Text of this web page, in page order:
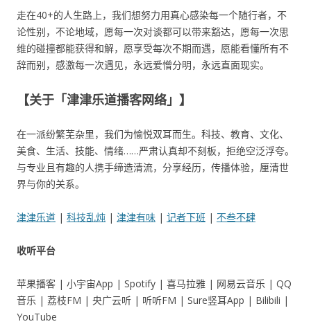
走在40+的人生路上，我们想努力用真心感染每一个随行者，不
论性别，不论地域，愿每一次对谈都可以带来豁达，愿每一次思
维的碰撞都能获得和解，愿享受每次不期而遇，愿能看懂所有不
辞而别，感激每一次遇见，永远爱憎分明，永远直面现实。
【关于「津津乐道播客网络」】
在一派纷繁芜杂里，我们为愉悦双耳而生。科技、教育、文化、
美食、生活、技能、情绪……严肃认真却不刻板，拒绝空泛浮夸。
与专业且有趣的人携手缔造清流，分享经历，传播体验，厘清世
界与你的关系。
津津乐道 | 科技乱炖 | 津津有味 | 记者下班 | 不叁不肆
收听平台
苹果播客 | 小宇宙App | Spotify | 喜马拉雅 | 网易云音乐 | QQ
音乐 | 荔枝FM | 央广云听 | 听听FM | Sure竖耳App | Bilibili |
YouTube